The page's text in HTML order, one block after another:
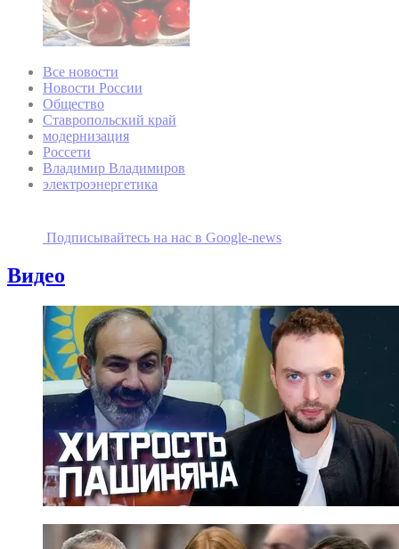
Все новости
Новости России
Общество
Ставропольский край
модернизация
Россети
Владимир Владимиров
электроэнергетика
Подписывайтесь на наc в Google-news
Видео